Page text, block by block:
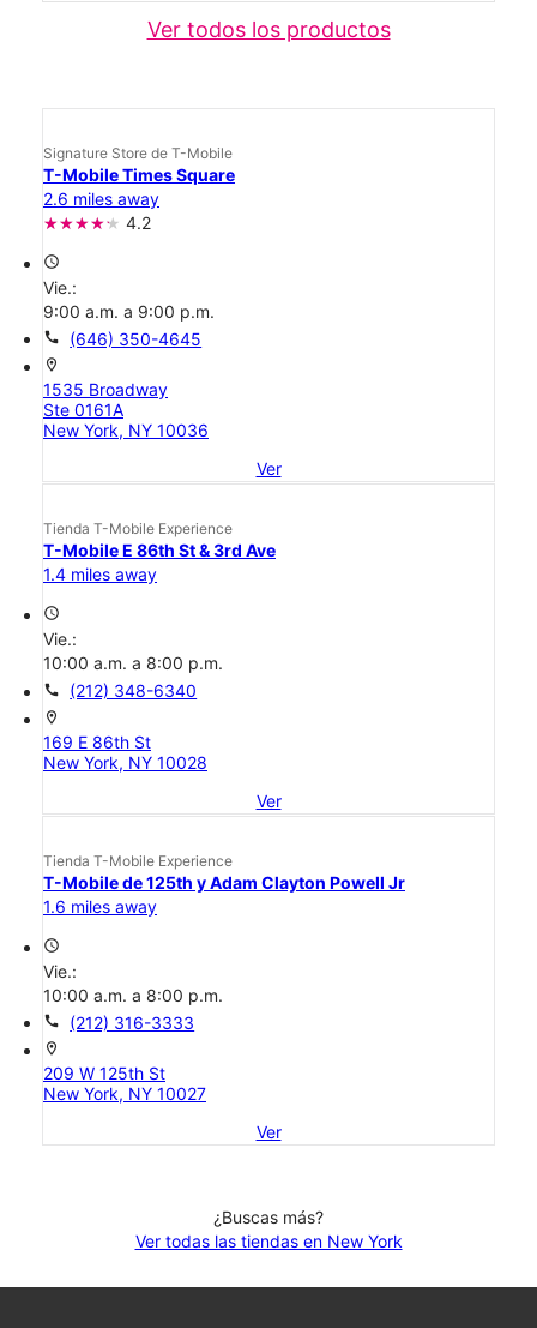
Ver todos los productos
Signature Store de T-Mobile
T-Mobile Times Square
2.6 miles away
4.2
access_time
Vie.:
9:00 a.m. a 9:00 p.m.
call (646) 350-4645
location_on
1535 Broadway
Ste 0161A
New York, NY 10036
Ver
Tienda T-Mobile Experience
T-Mobile E 86th St & 3rd Ave
1.4 miles away
access_time
Vie.:
10:00 a.m. a 8:00 p.m.
call (212) 348-6340
location_on
169 E 86th St
New York, NY 10028
Ver
Tienda T-Mobile Experience
T-Mobile de 125th y Adam Clayton Powell Jr
1.6 miles away
access_time
Vie.:
10:00 a.m. a 8:00 p.m.
call (212) 316-3333
location_on
209 W 125th St
New York, NY 10027
Ver
¿Buscas más?
Ver todas las tiendas en New York